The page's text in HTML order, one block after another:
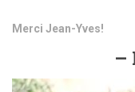
Merci Jean-Yves!
–